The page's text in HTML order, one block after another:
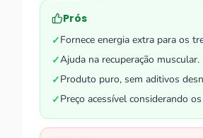
Prós
✓Fornece energia extra para os
✓Ajuda na recuperação muscular.
✓Produto puro, sem aditivos
✓Preço acessível considerando